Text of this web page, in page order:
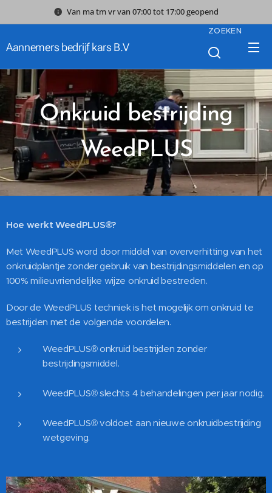
Van ma tm vr van 07:00 tot 17:00 geopend
Aannemers bedrijf kars B.V
ZOEKEN
Onkruid bestrijding
WeedPLUS
Hoe werkt WeedPLUS®?
Met WeedPLUS word door middel van oververhitting van het
onkruidplantje zonder gebruik van bestrijdingsmiddelen en op
100% milieuvriendelijke wijze onkruid bestreden.
Door de WeedPLUS techniek is het mogelijk om onkruid te
bestrijden met de volgende voordelen.
WeedPLUS® onkruid bestrijden zonder
bestrijdingsmiddel.
WeedPLUS® slechts 4 behandelingen per jaar nodig.
WeedPLUS® voldoet aan nieuwe onkruidbestrijding
wetgeving.